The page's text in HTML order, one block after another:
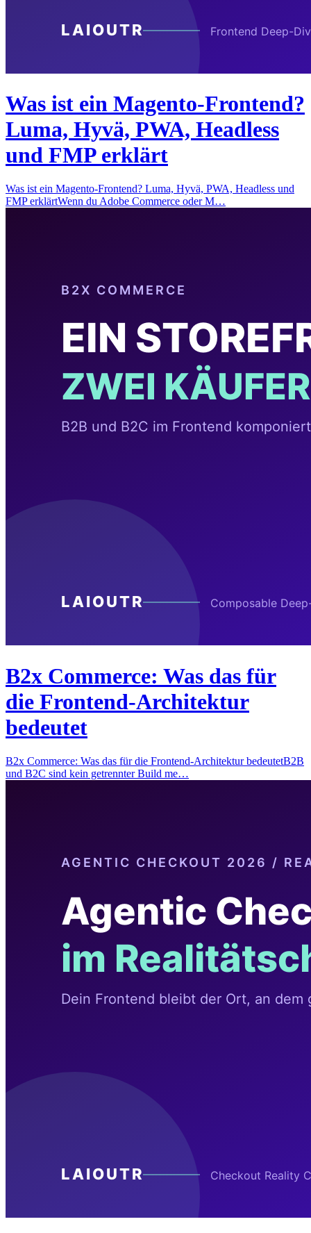
Was ist ein Magento-Frontend?
Luma, Hyvä, PWA, Headless
und FMP erklärt
Was ist ein Magento-Frontend? Luma, Hyvä, PWA, Headless und
FMP erklärtWenn du Adobe Commerce oder M…
B2x Commerce: Was das für
die Frontend-Architektur
bedeutet
B2x Commerce: Was das für die Frontend-Architektur bedeutetB2B
und B2C sind kein getrennter Build me…